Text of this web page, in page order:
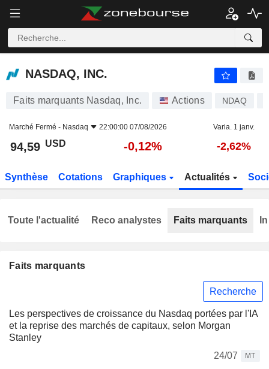
NASDAQ, INC.
NASDAQ, INC.
Faits marquants Nasdaq, Inc. Actions NDAQ
Marché Fermé - Nasdaq 22:00:00 07/08/2026 Varia. 1 janv.
94,59 USD -0,12% -2,62%
Synthèse Cotations Graphiques Actualités
Faits marquants
Recherche
Les perspectives de croissance du Nasdaq portées par l'IA
et la reprise des marchés de capitaux, selon Morgan
Stanley
24/07
MT
Toute l'actualité Reco analystes Faits marquants